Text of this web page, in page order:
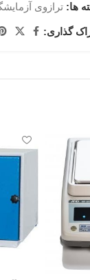
ها: ترازوی
گذاری: